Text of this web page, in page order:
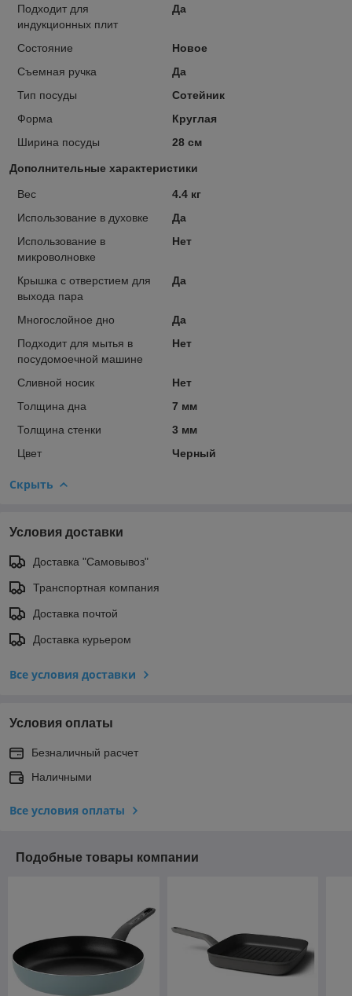
Подходит для
индукционных плит
Да
Состояние
Новое
Съемная ручка
Да
Тип посуды
Сотейник
Форма
Круглая
Ширина посуды
28 см
Дополнительные характеристики
Вес
4.4 кг
Использование в духовке
Да
Использование в
микроволновке
Нет
Крышка с отверстием для
выхода пара
Да
Многослойное дно
Да
Подходит для мытья в
посудомоечной машине
Нет
Сливной носик
Нет
Толщина дна
7 мм
Толщина стенки
3 мм
Цвет
Черный
Скрыть
Условия доставки
Доставка "Самовывоз"
Транспортная компания
Доставка почтой
Доставка курьером
Все условия доставки
Условия оплаты
Безналичный расчет
Наличными
Все условия оплаты
Подобные товары компании